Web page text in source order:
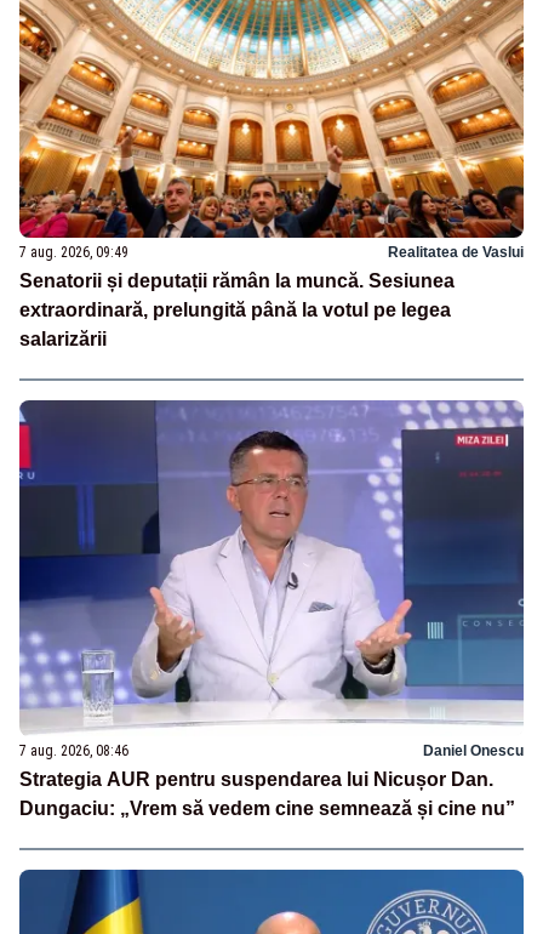
7 aug. 2026, 09:49 Realitatea de Vaslui
Senatorii și deputații rămân la muncă. Sesiunea
extraordinară, prelungită până la votul pe legea
salarizării
7 aug. 2026, 08:46 Daniel Onescu
Strategia AUR pentru suspendarea lui Nicușor Dan.
Dungaciu: „Vrem să vedem cine semnează și cine nu”